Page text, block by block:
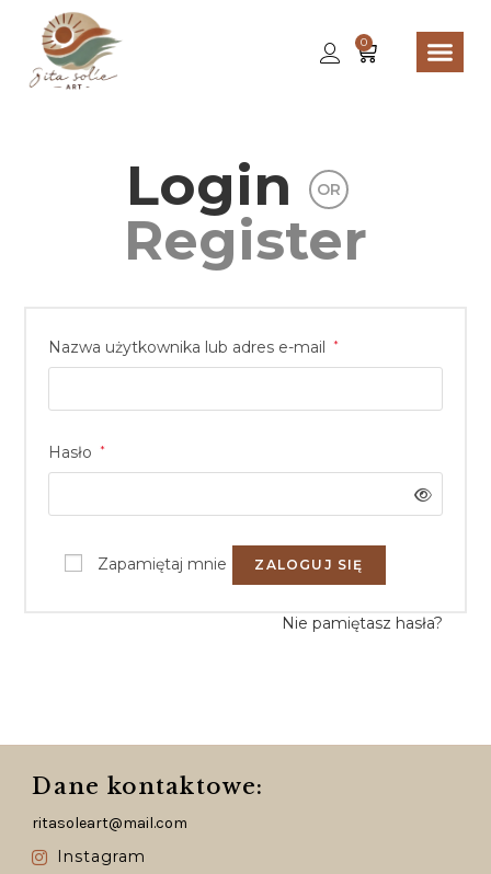
0
Login OR
Register
Nazwa użytkownika lub adres e-mail *
Hasło *
Zapamiętaj mnie ZALOGUJ SIĘ
Nie pamiętasz hasła?
Dane kontaktowe:
ritasoleart@mail.com
Instagram